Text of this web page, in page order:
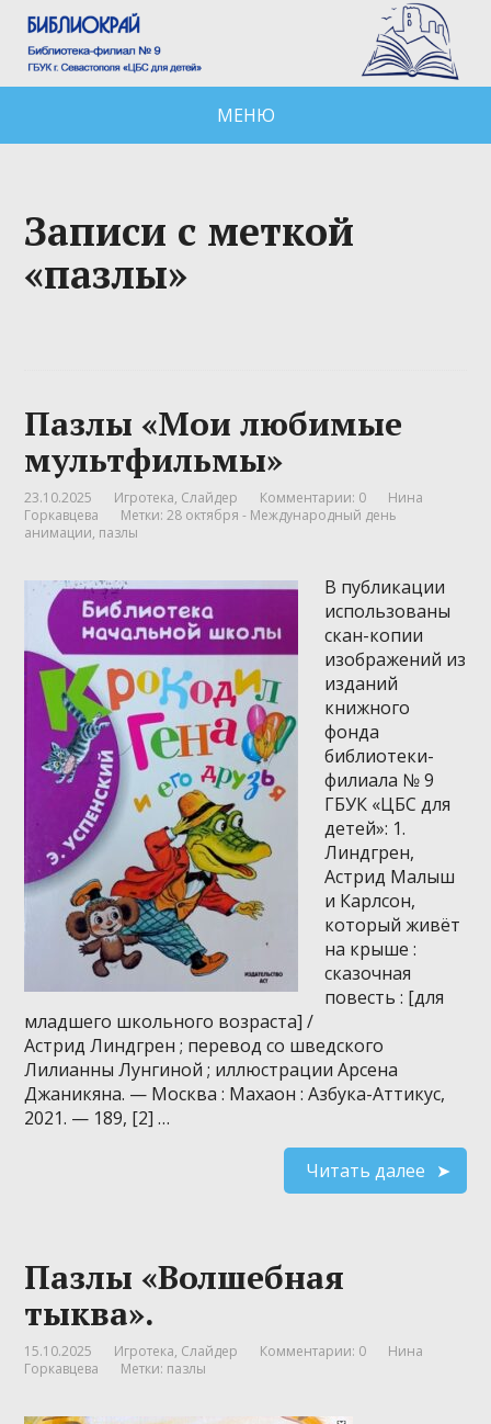
МЕНЮ
Записи с меткой
«пазлы»
Пазлы «Мои любимые
мультфильмы»
23.10.2025 Игротека, Слайдер Комментарии: 0
Нина
Горкавцева
Метки:28 октября - Международный день
анимации, пазлы
В публикации
использованы
скан-копии
изображений из
изданий
книжного
фонда
библиотеки-
филиала № 9
ГБУК «ЦБС для
детей»: 1.
Линдгрен,
Астрид Малыш
и Карлсон,
который живёт
на крыше :
сказочная
повесть : [для
младшего школьного возраста] /
Астрид Линдгрен ; перевод со шведского
Лилианны Лунгиной ; иллюстрации Арсена
Джаникяна. — Москва : Махаон : Азбука-Аттикус,
2021. — 189, [2] …
Читать далее
Пазлы «Волшебная
тыква».
15.10.2025 Игротека, Слайдер Комментарии: 0
Нина
Горкавцева
Метки: пазлы